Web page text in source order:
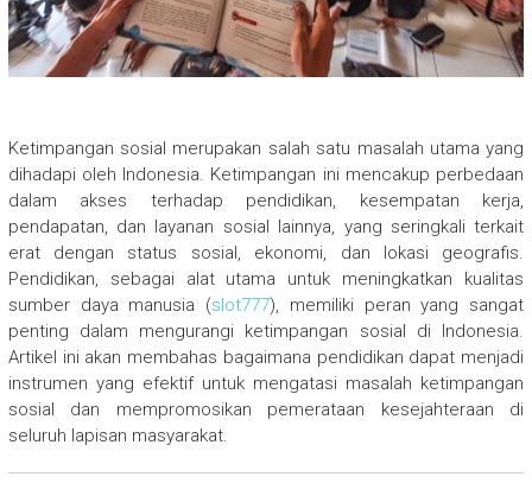
Ketimpangan sosial merupakan salah satu masalah utama yang
dihadapi oleh Indonesia. Ketimpangan ini mencakup perbedaan
dalam akses terhadap pendidikan, kesempatan kerja,
pendapatan, dan layanan sosial lainnya, yang seringkali terkait
erat dengan status sosial, ekonomi, dan lokasi geografis.
Pendidikan, sebagai alat utama untuk meningkatkan kualitas
sumber daya manusia (slot777), memiliki peran yang sangat
penting dalam mengurangi ketimpangan sosial di Indonesia.
Artikel ini akan membahas bagaimana pendidikan dapat menjadi
instrumen yang efektif untuk mengatasi masalah ketimpangan
sosial dan mempromosikan pemerataan kesejahteraan di
seluruh lapisan masyarakat.